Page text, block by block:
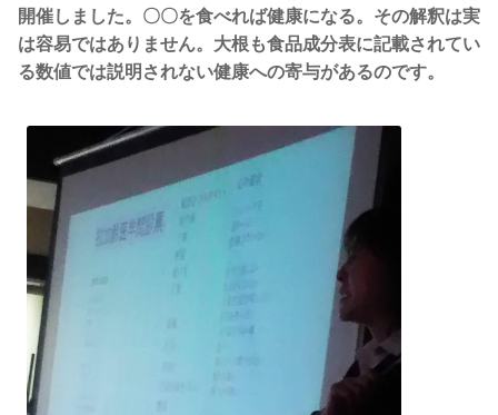
開催しました。〇〇を食べれば健康になる。その解釈は実
は容易ではありません。大根も食品成分表に記載されてい
る数値では説明されない健康への寄与があるのです。